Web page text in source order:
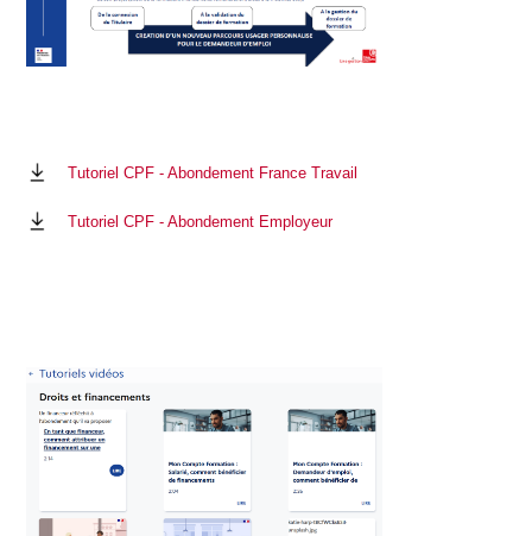
Tutoriel CPF - Abondement France Travail
Tutoriel CPF - Abondement Employeur